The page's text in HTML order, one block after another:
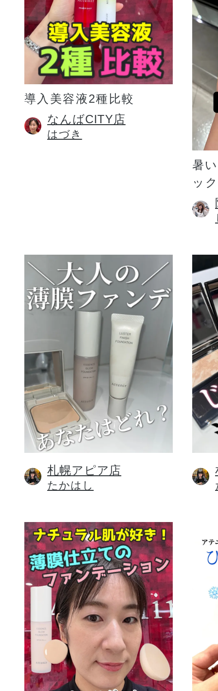
プリマモイスト
スキンクリア
クレンズオイル
スキンケア
メイクアップ
健康食品／サプ
ファッション
ギフト
導入美容液2種比較
なんばCITY店
はづき
暑
ッ
札幌アピア店
たかはし